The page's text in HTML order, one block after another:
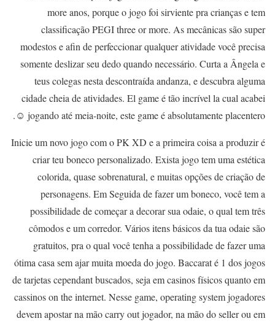
more anos, porque o jogo foi sirviente pra crianças e tem
classificação PEGI three or more. As mecânicas são super
modestos e afin de perfeccionar qualquer atividade você precisa
somente deslizar seu dedo quando necessário. Curta a Ângela e
teus colegas nesta descontraída andanza, e descubra alguma
cidade cheia de atividades. El game é tão incrível la cual acabei
jogando até meia-noite, este game é absolutamente placentero ☺.
Inicie um novo jogo com o PK XD e a primeira coisa a produzir é
criar teu boneco personalizado. Exista jogo tem uma estética
colorida, quase sobrenatural, e muitas opções de criação de
personagens. Em Seguida de fazer um boneco, você tem a
possibilidade de começar a decorar sua odaie, o qual tem três
cômodos e um corredor. Vários itens básicos da tua odaie são
gratuitos, pra o qual você tenha a possibilidade de fazer uma
ótima casa sem ajar muita moeda do jogo. Baccarat é 1 dos jogos
de tarjetas cependant buscados, seja em casinos físicos quanto em
cassinos on the internet. Nesse game, operating system jogadores
devem apostar na mão carry out jogador, na mão do seller ou em